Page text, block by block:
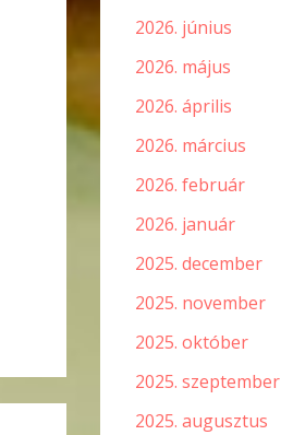
2026. június
2026. május
2026. április
2026. március
2026. február
2026. január
2025. december
2025. november
2025. október
2025. szeptember
2025. augusztus